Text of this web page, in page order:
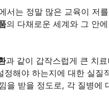
서는 정말 많은 교육이 저
의 다채로운 세계와 그 안
과 같이 갑작스럽게 큰 치
정해야 하는지에 대한 실
을 받을 정도로, 각 질병에